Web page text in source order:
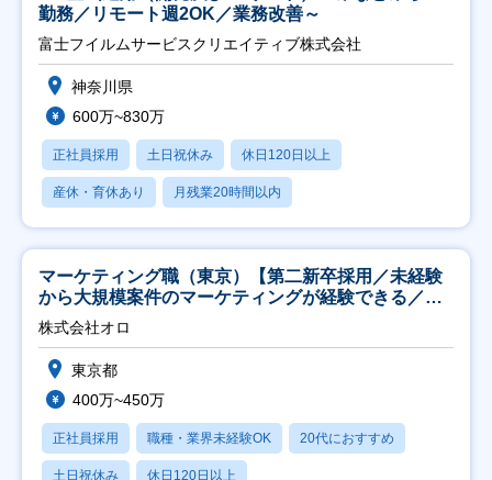
勤務／リモート週2OK／業務改善～
富士フイルムサービスクリエイティブ株式会社
神奈川県
600万~830万
正社員採用 土日祝休み 休日120日以上
産休・育休あり 月残業20時間以内
マーケティング職（東京）【第二新卒採用／未経験
から大規模案件のマーケティングが経験できる／研
修充実】
株式会社オロ
東京都
400万~450万
正社員採用 職種・業界未経験OK 20代におすすめ
土日祝休み 休日120日以上